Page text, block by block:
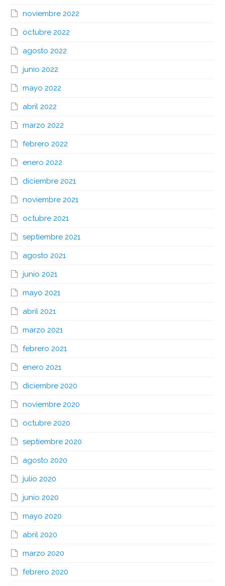
noviembre 2022
octubre 2022
agosto 2022
junio 2022
mayo 2022
abril 2022
marzo 2022
febrero 2022
enero 2022
diciembre 2021
noviembre 2021
octubre 2021
septiembre 2021
agosto 2021
junio 2021
mayo 2021
abril 2021
marzo 2021
febrero 2021
enero 2021
diciembre 2020
noviembre 2020
octubre 2020
septiembre 2020
agosto 2020
julio 2020
junio 2020
mayo 2020
abril 2020
marzo 2020
febrero 2020